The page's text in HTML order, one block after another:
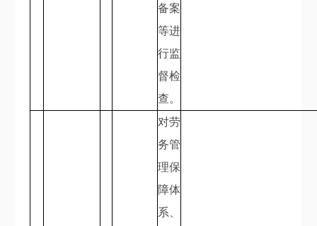
备案
等进
行监
督检
查。
对劳
务管
理保
障体
系、